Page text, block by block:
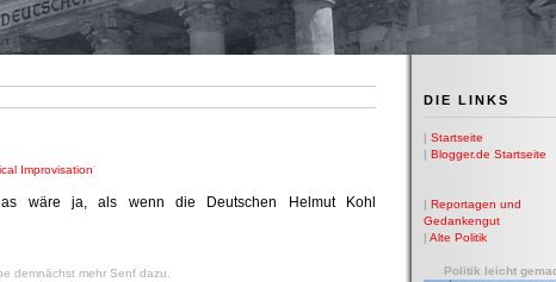
Improvisation'
wäre ja, als wenn die Deutschen Helmut Kohl
demnächst mehr Senf dazu.
DIE LINKS
| Startseite
| Blogger.de Startseite
| Reportagen und
Gedankengut
| Alte Politik
Politik leicht